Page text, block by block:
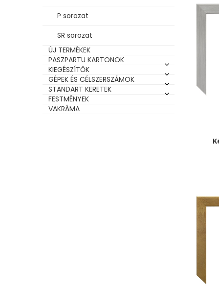
P sorozat
SR sorozat
ÚJ TERMÉKEK
PASZPARTU KARTONOK
KIEGÉSZÍTŐK
GÉPEK ÉS CÉLSZERSZÁMOK
STANDART KERETEK
FESTMÉNYEK
VAKRÁMA